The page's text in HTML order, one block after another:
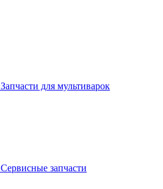
Запчасти для мультиварок
Сервисные запчасти